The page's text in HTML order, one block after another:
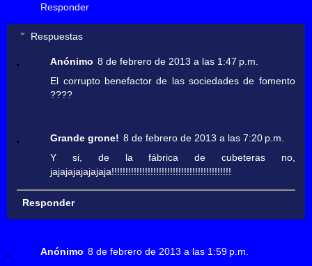
Responder
Respuestas
Anónimo 8 de febrero de 2013 a las 1:47 p.m.
El corrupto benefactor de las sociedades de fomento
????
Grande grone! 8 de febrero de 2013 a las 7:20 p.m.
Y si, de la fábrica de cubeteras no,
jajajajajajajaja!!!!!!!!!!!!!!!!!!!!!!!!!!!!!!!!!!!!!!!!!!!
Responder
Anónimo 8 de febrero de 2013 a las 1:59 p.m.